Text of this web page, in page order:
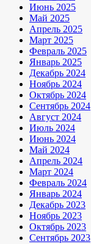
Июнь 2025
Май 2025
Апрель 2025
Март 2025
Февраль 2025
Январь 2025
Декабрь 2024
Ноябрь 2024
Октябрь 2024
Сентябрь 2024
Август 2024
Июль 2024
Июнь 2024
Май 2024
Апрель 2024
Март 2024
Февраль 2024
Январь 2024
Декабрь 2023
Ноябрь 2023
Октябрь 2023
Сентябрь 2023